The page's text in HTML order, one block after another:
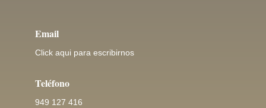
Email
Click aqui para escribirnos
Teléfono
949 127 416